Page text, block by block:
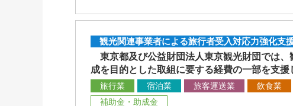
観光関連事業者による旅行者受入対応力強化支
東京都及び公益財団法人東京観光財団では
成を目的とした取組に要する経費の一部を支援
旅行業 宿泊業 旅客運送業 飲食業
補助金・助成金